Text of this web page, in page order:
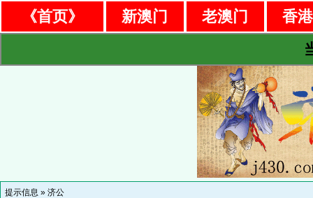
《首页》 新澳门 老澳门
香
提示信息 » 济公